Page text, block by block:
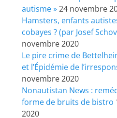
autisme »24 novembre
Hamsters, enfants
cobayes ? (par Josef
novembre 2020
Le pire crime de
et l’Épidémie de
novembre 2020
Nonautistan News :
forme de bruits de bistro
2020